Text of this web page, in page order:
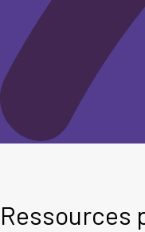
Ressources